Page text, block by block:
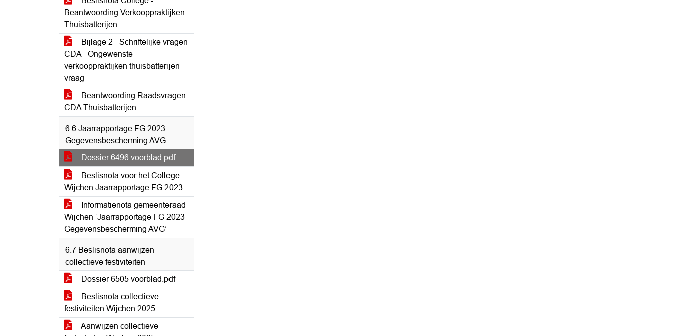
Beantwoording Verkooppraktijken
Thuisbatterijen
Bijlage 2 - Schriftelijke vragen
CDA - Ongewenste
verkooppraktijken thuisbatterijen -
vraag
Beantwoording Raadsvragen
CDA Thuisbatterijen
6.6 Jaarrapportage FG 2023
Gegevensbescherming AVG
Dossier 6496 voorblad.pdf
Beslisnota voor het College
Wijchen Jaarrapportage FG 2023
Informatienota gemeenteraad
Wijchen ‘Jaarrapportage FG 2023
Gegevensbescherming AVG’
6.7 Beslisnota aanwijzen
collectieve festiviteiten
Dossier 6505 voorblad.pdf
Beslisnota collectieve
festiviteiten Wijchen 2025
Aanwijzen collectieve